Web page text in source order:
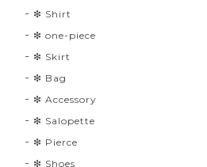
❇︎ Shirt
❇︎ one-piece
❇︎ Skirt
❇︎ Bag
❇︎ Accessory
❇︎ Salopette
❇︎ Pierce
❇︎ Shoes